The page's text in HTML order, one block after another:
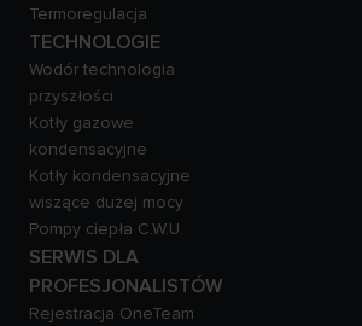
Termoregulacja
TECHNOLOGIE
Wodór technologia
przyszłości
Kotły gazowe
kondensacyjne
Kotły kondensacyjne
wiszące dużej mocy
Pompy ciepła C.W.U.
SERWIS DLA
PROFESJONALISTÓW
Rejestracja OneTeam